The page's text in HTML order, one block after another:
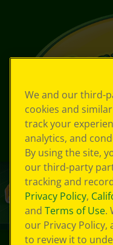
We and our third-
cookies and
track your
analytics, and
By using the site,
our third-party
tracking and
Privacy Policy,
and Terms of Use.
our Privacy Policy,
to review it to